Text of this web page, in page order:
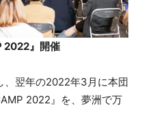
2022』開催
翌年の2022年3月に本団
2022』を、夢洲で万